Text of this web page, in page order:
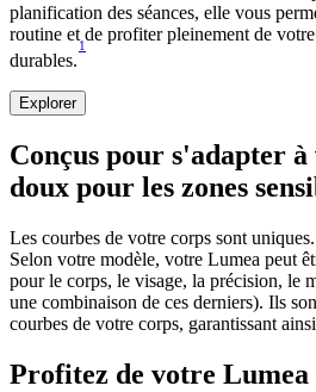
planification des séances, elle vous
routine et de profiter pleinement de
durables.
1
Explorer
Conçus pour s'adapter à
doux pour les zones
Les courbes de votre corps sont
Selon votre modèle, votre Lumea peut
pour le corps, le visage, la précision, le
une combinaison de ces derniers). Ils
courbes de votre corps, garantissant
Profitez de votre Lumea